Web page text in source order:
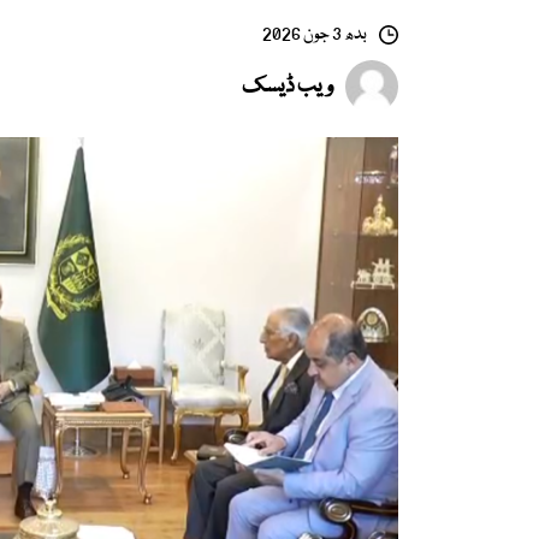
بدھ 3 جون 2026
ویب ڈیسک